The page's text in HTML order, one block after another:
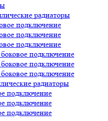
радиаторы
подключение
подключение
подключение
подключение
подключение
подключение
радиаторы
подключение
подключение
подключение